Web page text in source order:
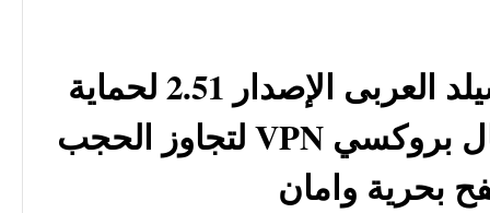
تحميل هوت سبوت شيلد العربى الإصدار 2.51 لحماية
الخصوصية وعمل اتصال بروكسي VPN لتجاوز الحجب
بحرية وامان